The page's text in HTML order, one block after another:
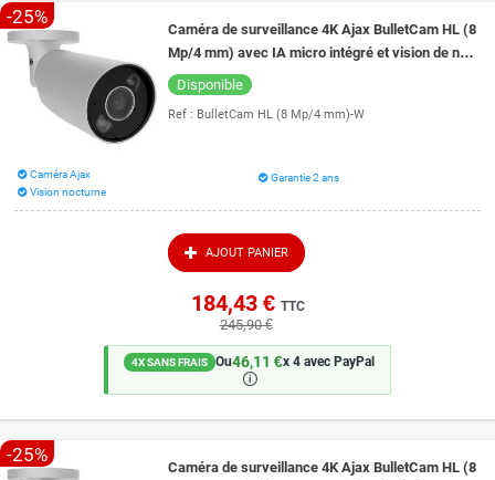
-25%
Caméra de surveillance 4K Ajax BulletCam HL (8
Mp/4 mm) avec IA micro intégré et vision de nuit
couleur 50 mètres
Disponible
Ref : BulletCam HL (8 Mp/4 mm)-W
Caméra Ajax
Vision nocturne
Garantie 2 ans
AJOUT PANIER
184,43 € TTC
245,90 €
4X SANS FRAIS Ou46,11 €x 4 avec PayPal
🛈
-25%
Caméra de surveillance 4K Ajax BulletCam HL (8